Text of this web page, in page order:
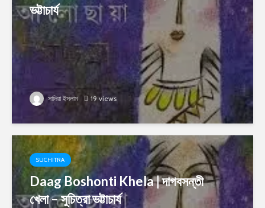
ভট্টাচার্য
সাদিয়া ইসলাম 19 views
SUCHITRA
Daag Boshonti Khela | দাগবসন্তী
খেলা – সুচিত্রা ভট্টাচার্য